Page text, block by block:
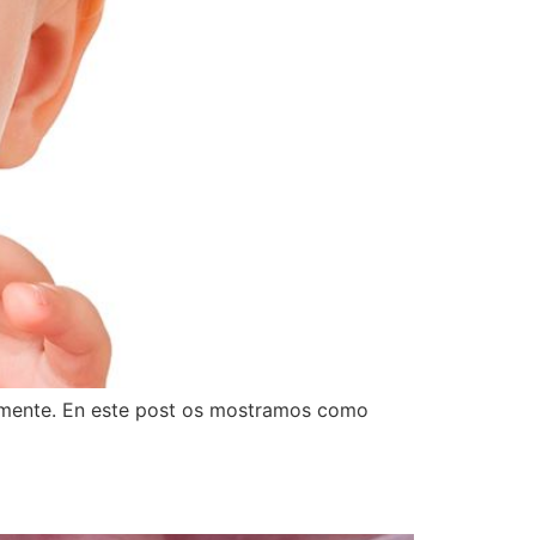
En este post os mostramos como